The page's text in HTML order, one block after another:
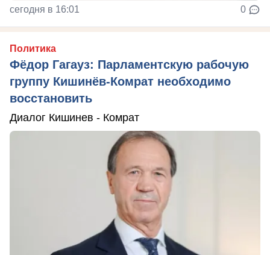
сегодня в 16:01 0
Политика
Фёдор Гагауз: Парламентскую рабочую
группу Кишинёв-Комрат необходимо
восстановить
Диалог Кишинев - Комрат